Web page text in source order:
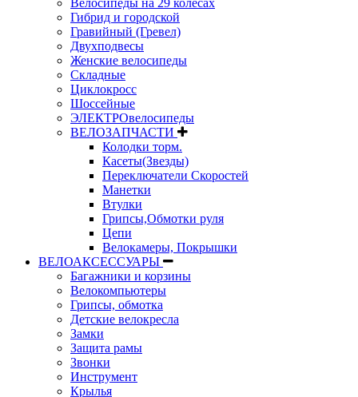
Гибрид и городской
Гравийный (Гревел)
Двухподвесы
Женские велосипеды
Складные
Циклокросс
Шоссейные
ЭЛЕКТРОвелосипеды
ВЕЛОЗАПЧАСТИ
Колодки торм.
Касеты(Звезды)
Переключатели Скоростей
Манетки
Втулки
Грипсы,Обмотки руля
Цепи
Велокамеры, Покрышки
ВЕЛОАКСЕССУАРЫ
Багажники и корзины
Велокомпьютеры
Грипсы, обмотка
Детские велокресла
Замки
Защита рамы
Звонки
Инструмент
Крылья